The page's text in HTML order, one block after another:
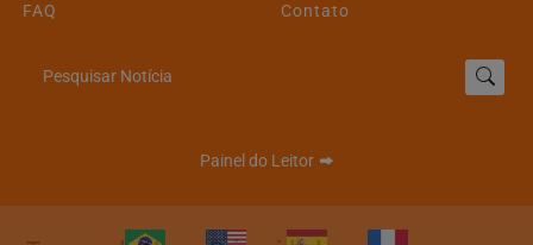
FAQ
Contato
Pesquisar Notícia
Painel do Leitor